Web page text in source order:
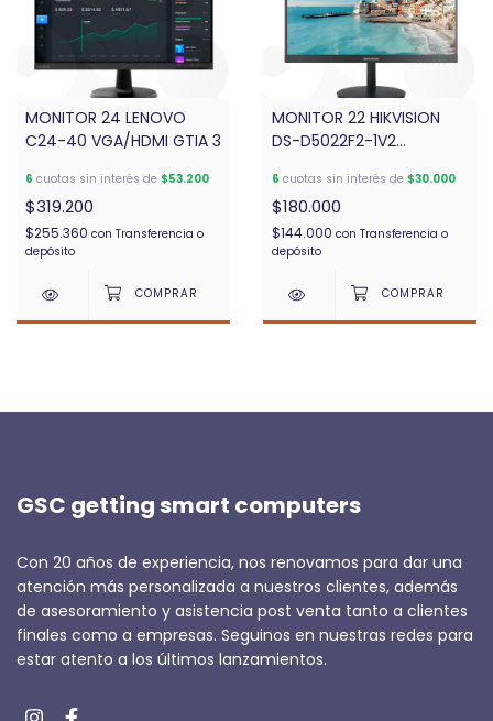
MONITOR 24 LENOVO
C24-40 VGA/HDMI GTIA 3
6 cuotas sin interés de $53.200
$319.200
$255.360 con Transferencia o
depósito
MONITOR 22 HIKVISION
DS-D5022F2-1V2
6 cuotas sin interés de $30.000
$180.000
$144.000 con Transferencia o
depósito
GSC getting smart computers
Con 20 años de experiencia, nos renovamos para dar una
atención más personalizada a nuestros clientes, además
de asesoramiento y asistencia post venta tanto a clientes
finales como a empresas. Seguinos en nuestras redes para
estar atento a los últimos lanzamientos.